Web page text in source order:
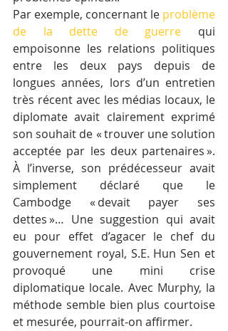
Par exemple, concernant le problème
de la dette de guerre qui
empoisonne les relations politiques
entre les deux pays depuis de
longues années, lors d’un entretien
très récent avec les médias locaux, le
diplomate avait clairement exprimé
son souhait de « trouver une solution
acceptée par les deux partenaires ».
À l’inverse, son prédécesseur avait
simplement déclaré que le
Cambodge « devait payer ses
dettes »… Une suggestion qui avait
eu pour effet d’agacer le chef du
gouvernement royal, S.E. Hun Sen et
provoqué une mini crise
diplomatique locale. Avec Murphy, la
méthode semble bien plus courtoise
et mesurée, pourrait-on affirmer.